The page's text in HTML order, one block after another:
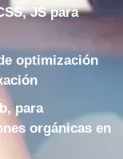
JS para
optimización
para
orgánicas en